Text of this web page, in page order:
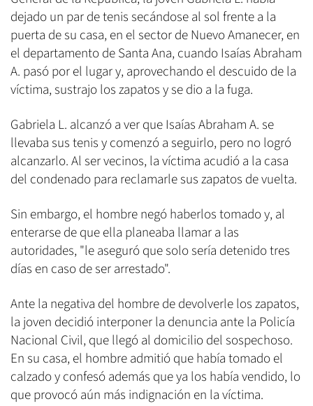
dejado un par de tenis secándose al sol frente a la
puerta de su casa, en el sector de Nuevo Amanecer, en
el departamento de Santa Ana, cuando Isaías Abraham
A. pasó por el lugar y, aprovechando el descuido de la
víctima, sustrajo los zapatos y se dio a la fuga.
Gabriela L. alcanzó a ver que Isaías Abraham A. se
llevaba sus tenis y comenzó a seguirlo, pero no logró
alcanzarlo. Al ser vecinos, la víctima acudió a la casa
del condenado para reclamarle sus zapatos de vuelta.
Sin embargo, el hombre negó haberlos tomado y, al
enterarse de que ella planeaba llamar a las
autoridades, "le aseguró que solo sería detenido tres
días en caso de ser arrestado".
Ante la negativa del hombre de devolverle los zapatos,
la joven decidió interponer la denuncia ante la Policía
Nacional Civil, que llegó al domicilio del sospechoso.
En su casa, el hombre admitió que había tomado el
calzado y confesó además que ya los había vendido, lo
que provocó aún más indignación en la víctima.